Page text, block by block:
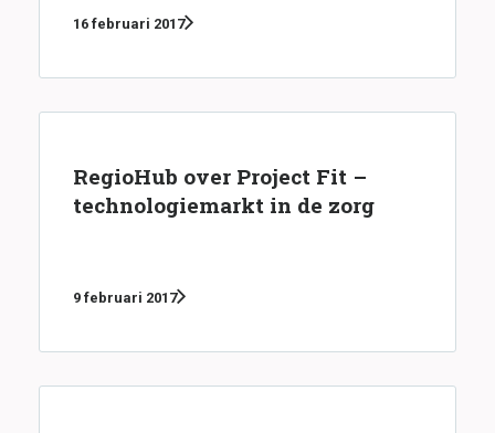
16 februari 2017
RegioHub over Project Fit –
technologiemarkt in de zorg
9 februari 2017